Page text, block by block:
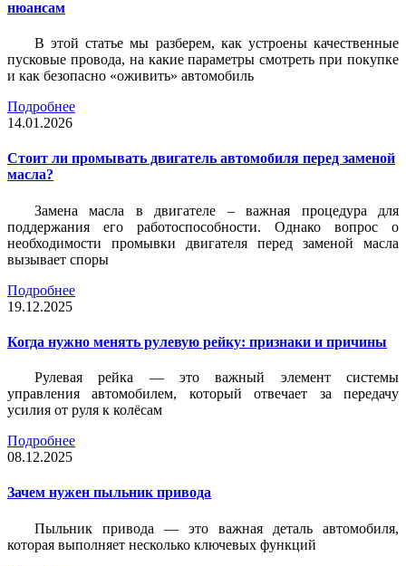
нюансам
В этой статье мы разберем, как устроены качественные
пусковые провода, на какие параметры смотреть при покупке
и как безопасно «оживить» автомобиль
Подробнее
14.01.2026
Стоит ли промывать двигатель автомобиля перед заменой
масла?
Замена масла в двигателе – важная процедура для
поддержания его работоспособности. Однако вопрос о
необходимости промывки двигателя перед заменой масла
вызывает споры
Подробнее
19.12.2025
Когда нужно менять рулевую рейку: признаки и причины
Рулевая рейка — это важный элемент системы
управления автомобилем, который отвечает за передачу
усилия от руля к колёсам
Подробнее
08.12.2025
Зачем нужен пыльник привода
Пыльник привода — это важная деталь автомобиля,
которая выполняет несколько ключевых функций